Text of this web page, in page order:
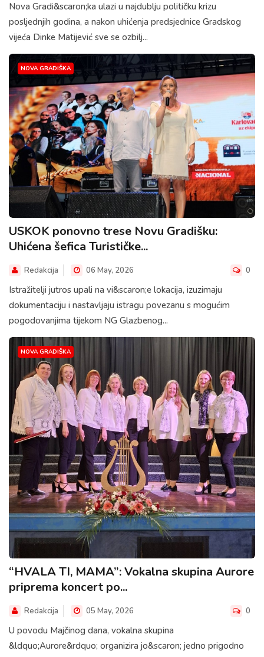
Nova Gradi&scaron;ka ulazi u najdublju političku krizu
posljednjih godina, a nakon uhićenja predsjednice Gradskog
vijeća Dinke Matijević sve se ozbilj...
NOVA GRADIŠKA
USKOK ponovno trese Novu Gradišku:
Uhićena šefica Turističke...
Redakcija 06 May, 2026 0
Istražitelji jutros upali na vi&scaron;e lokacija, izuzimaju
dokumentaciju i nastavljaju istragu povezanu s mogućim
pogodovanjima tijekom NG Glazbenog...
NOVA GRADIŠKA
“HVALA TI, MAMA”: Vokalna skupina Aurore
priprema koncert po...
Redakcija 05 May, 2026 0
U povodu Majčinog dana, vokalna skupina
&ldquo;Aurore&rdquo; organizira jo&scaron; jedno prigodno